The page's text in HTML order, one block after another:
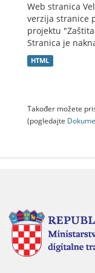
Web stranica
verzija stranice
projektu
Stranica je
HTML
Također možete
(pogledajte